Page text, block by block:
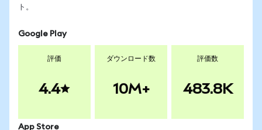
ト。
Google Play
評価
4.4
ダウンロード数
10M+
評価数
483.8K
App Store